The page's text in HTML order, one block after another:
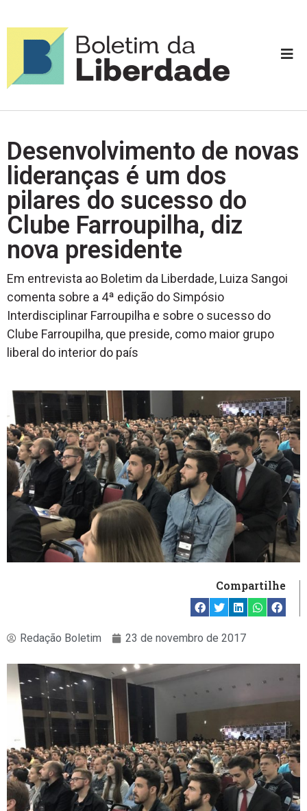
Desenvolvimento de novas
lideranças é um dos
pilares do sucesso do
Clube Farroupilha, diz
nova presidente
Em entrevista ao Boletim da Liberdade, Luiza Sangoi
comenta sobre a 4ª edição do Simpósio
Interdisciplinar Farroupilha e sobre o sucesso do
Clube Farroupilha, que preside, como maior grupo
liberal do interior do país
Compartilhe
Redação Boletim 23 de novembro de 2017